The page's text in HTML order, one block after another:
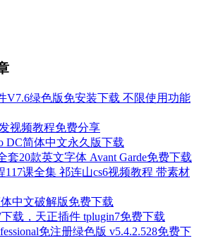
V7.6绿色版免安装下载 不限使用功能
视频教程免费分享
DC简体中文永久版下载
套20款英文字体 Avant Garde免费下载
117课全集 祁连山cs6视频教程 带素材
体中文破解版免费下载
载，天正插件 tplugin7免费下载
免注册绿色版 v5.4.2.528免费下